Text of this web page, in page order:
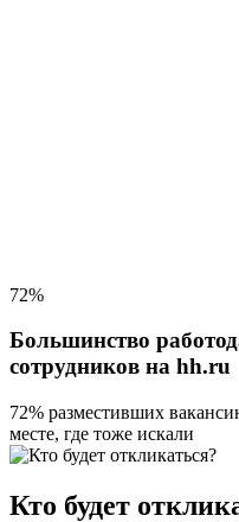
72%
Большинство
сотрудников на hh.ru
72% разместивших
месте, где тоже искали
Кто будет